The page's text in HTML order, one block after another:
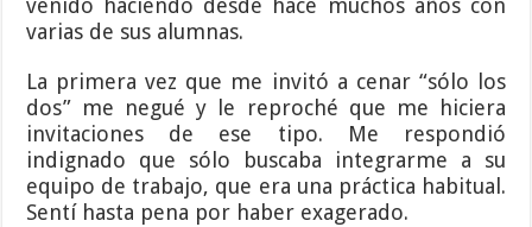
venido haciendo desde hace muchos años con
varias de sus alumnas.
La primera vez que me invitó a cenar “sólo los
dos” me negué y le reproché que me hiciera
invitaciones de ese tipo. Me respondió
indignado que sólo buscaba integrarme a su
equipo de trabajo, que era una práctica habitual.
Sentí hasta pena por haber exagerado.